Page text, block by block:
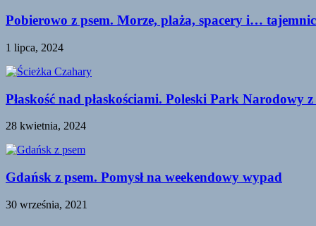
Pobierowo z psem. Morze, plaża, spacery i…
1 lipca, 2024
Płaskość nad płaskościami. Poleski Park Narodowy z
28 kwietnia, 2024
Gdańsk z psem. Pomysł na weekendowy wypad
30 września, 2021